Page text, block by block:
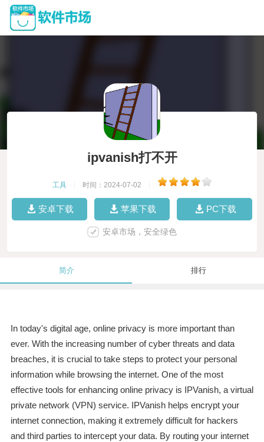
ipvanish打不开
工具 时间：2024-07-02
安卓下载 苹果下载 PC下载
安卓市场，安全绿色
简介 排行
In today's digital age, online privacy is more important than
ever. With the increasing number of cyber threats and data
breaches, it is crucial to take steps to protect your personal
information while browsing the internet. One of the most
effective tools for enhancing online privacy is IPVanish, a virtual
private network (VPN) service. IPVanish helps encrypt your
internet connection, making it extremely difficult for hackers
and third parties to intercept your data. By routing your internet